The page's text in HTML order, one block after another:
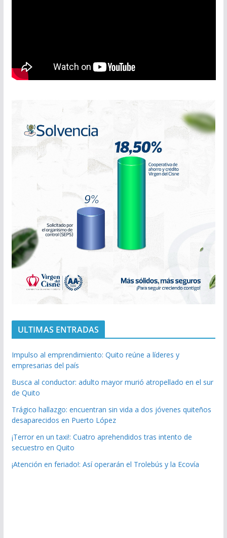
ULTIMAS ENTRADAS
Impulso al emprendimiento: Quito reúne a líderes y
empresarias del país
Busca al conductor: adulto mayor murió atropellado en el sur
de Quito
Trágico hallazgo: encuentran sin vida a dos jóvenes quiteños
desaparecidos en Puerto López
¡Terror en un taxi!: Cuatro aprehendidos tras intento de
secuestro en Quito
¡Atención en feriado!: Así operarán el Trolebús y la Ecovía